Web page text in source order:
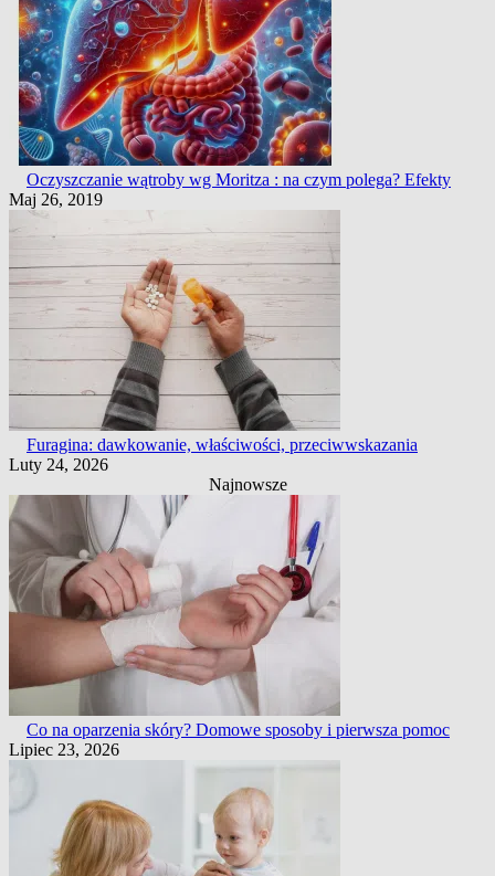
Oczyszczanie wątroby wg Moritza : na czym polega? Efekty
Maj 26, 2019
Furagina: dawkowanie, właściwości, przeciwwskazania
Luty 24, 2026
Najnowsze
Co na oparzenia skóry? Domowe sposoby i pierwsza pomoc
Lipiec 23, 2026